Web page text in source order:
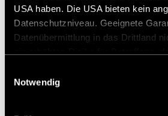
USA haben. Die USA bieten kein
Datenschutzniveau. Geeignete
Datenübermittlung in das Drittland
zustehen. Eingesetzte Dienstleister
zusammenführen. Weitere
Notwendig